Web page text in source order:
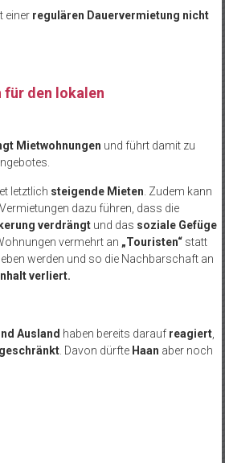
einer regulären Dauervermietung nicht
für den lokalen
Mietwohnungen und führt damit zu
letztlich steigende Mieten. Zudem kann
dazu führen, dass die
verdrängtund das soziale Gefüge
vermehrt an „Touristen“statt
werden und so die Nachbarschaft an
verliert.
Ausland haben bereits darauf reagiert,
. Davon dürfte Haan aber noch